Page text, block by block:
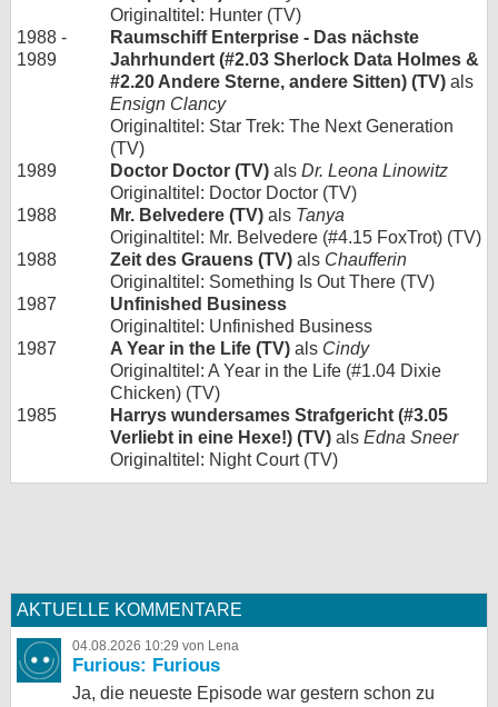
Originaltitel: Hunter (TV)
1988 -
1989
Raumschiff Enterprise - Das nächste
Jahrhundert (#2.03 Sherlock Data Holmes &
#2.20 Andere Sterne, andere Sitten) (TV) als
Ensign Clancy
Originaltitel: Star Trek: The Next Generation
(TV)
1989
Doctor Doctor (TV) als Dr. Leona Linowitz
Originaltitel: Doctor Doctor (TV)
1988
Mr. Belvedere (TV) als Tanya
Originaltitel: Mr. Belvedere (#4.15 FoxTrot) (TV)
1988
Zeit des Grauens (TV) als Chaufferin
Originaltitel: Something Is Out There (TV)
1987
Unfinished Business
Originaltitel: Unfinished Business
1987
A Year in the Life (TV) als Cindy
Originaltitel: A Year in the Life (#1.04 Dixie
Chicken) (TV)
1985
Harrys wundersames Strafgericht (#3.05
Verliebt in eine Hexe!) (TV) als Edna Sneer
Originaltitel: Night Court (TV)
AKTUELLE KOMMENTARE
04.08.2026 10:29 von Lena
Furious: Furious
Ja, die neueste Episode war gestern schon zu